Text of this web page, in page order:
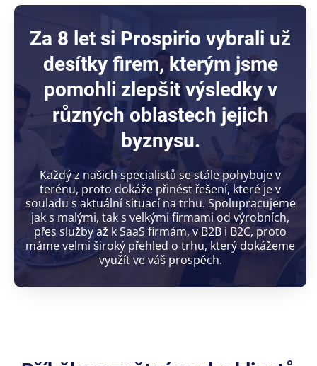
Za 8 let si Prospirio vybrali už
desítky firem, kterým jsme
pomohli zlepšit výsledky v
různých oblastech jejich
byznysu.
Každý z našich specialistů se stále pohybuje v
terénu, proto dokáže přinést řešení, které je v
souladu s aktuální situací na trhu. Spolupracujeme
jak s malými, tak s velkými firmami od výrobních,
přes služby až k SaaS firmám, v B2B i B2C, proto
máme velmi široký přehled o trhu, který dokážeme
využít ve váš prospěch.